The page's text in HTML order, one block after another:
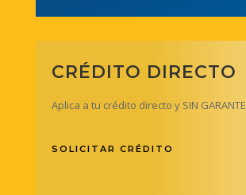
CRÉDITO DIRECTO
Aplica a tu crédito directo y SIN GARANTE
SOLICITAR CRÉDITO